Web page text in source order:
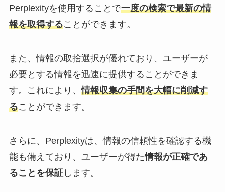
Perplexityを使用することで一度の検索で最新の情
報を取得することができます。
また、情報の取捨選択が優れており、ユーザーが
必要とする情報を迅速に提供することができま
す。これにより、情報収集の手間を大幅に削減す
ることができます。
さらに、Perplexityは、情報の信頼性を確認する機
能も備えており、ユーザーが得た情報が正確であ
ることを保証します。